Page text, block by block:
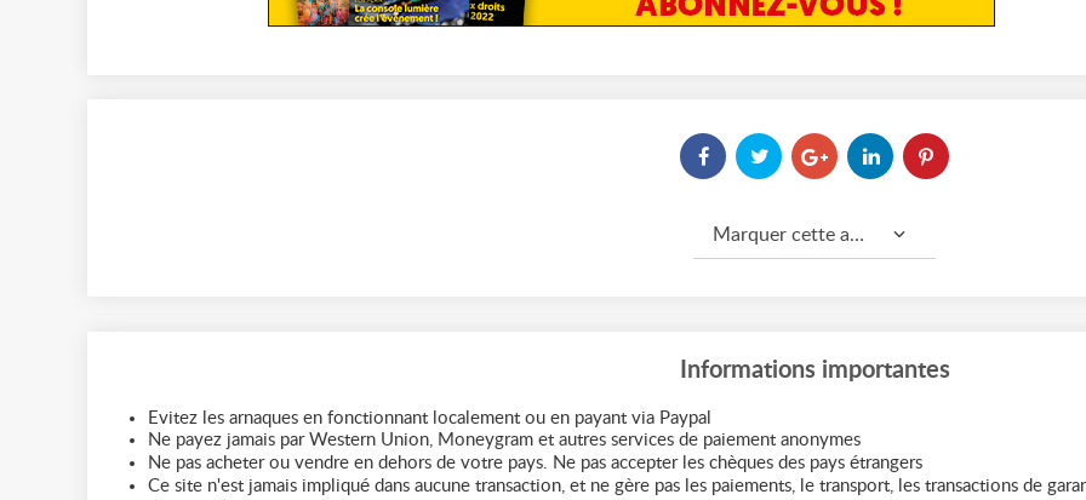
Marquer cette annonce comme...
Informations importantes
Evitez les arnaques en fonctionnant localement ou en payant via Paypal
Ne payez jamais par Western Union, Moneygram et autres services de paiement anonymes
Ne pas acheter ou vendre en dehors de votre pays. Ne pas accepter les chèques des pays étrangers
Ce site n'est jamais impliqué dans aucune transaction, et ne gère pas les paiements, le transport, les transactions de